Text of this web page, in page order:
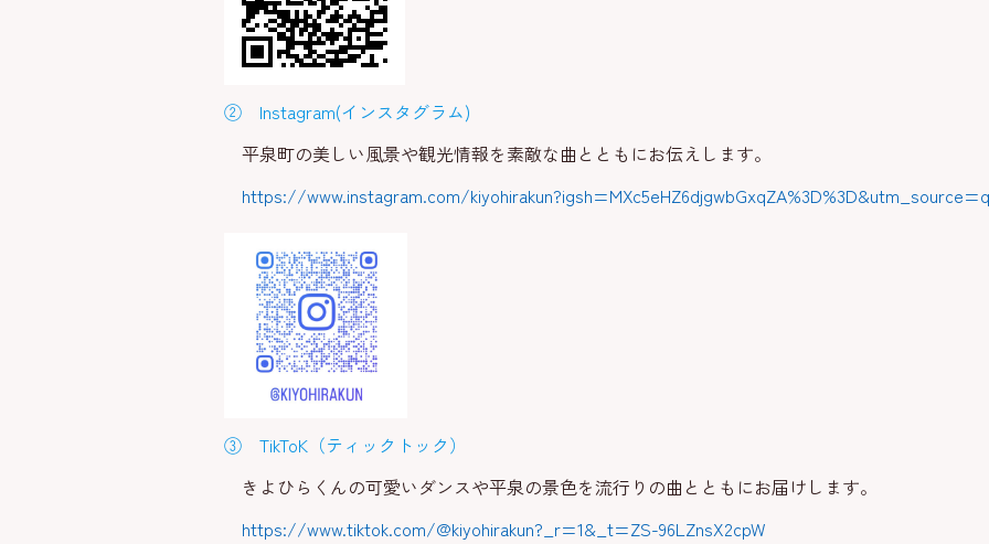
② Instagram(インスタグラム)
平泉町の美しい風景や観光情報を素敵な曲とともにお伝えします。
https://www.instagram.com/
③ TikToK（ティックトック）
きよひらくんの可愛いダンスや平泉の景色を流行りの曲とともにお届けします。
https://www.tiktok.com/@kiyohirakun?_r=1&_t=ZS-96LZnsX2cpW